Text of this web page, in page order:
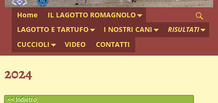
Home
IL LAGOTTO ROMAGNOLO
LAGOTTO E TARTUFO
I NOSTRI CANI
RISULTATI
CUCCIOLI
VIDEO CONTATTI
2024
<< Indietro